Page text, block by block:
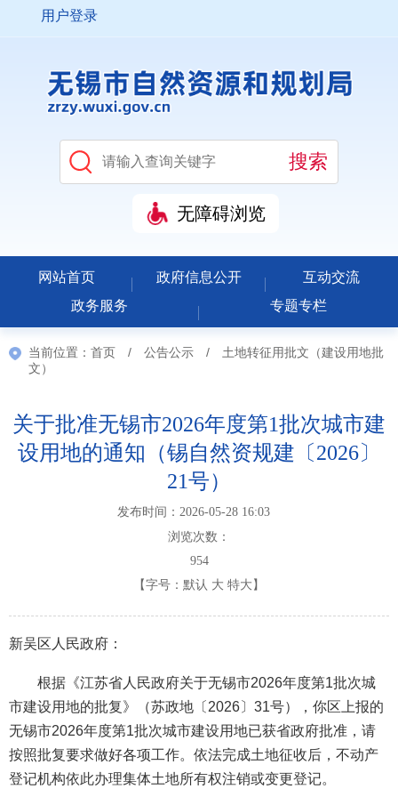
用户登录
无障碍浏览
网站首页 政府信息公开
互动交流
政务服务
专题专栏
当前位置： 首页 / 公告公示 /
土地转征用批文（建设用地批
文）
关于批准无锡市2026年度第1批次城市建
设用地的通知（锡自然资规建〔2026〕
21号）
发布时间：2026-05-28 16:03
浏览次数：
954
【字号： 默认 大 特大 】
新吴区人民政府：
根据《江苏省人民政府关于无锡市2026年度第1批次城
市建设用地的批复》（苏政地〔2026〕31号），你区上报的
无锡市2026年度第1批次城市建设用地已获省政府批准，请
按照批复要求做好各项工作。依法完成土地征收后，不动产
登记机构依此办理集体土地所有权注销或变更登记。